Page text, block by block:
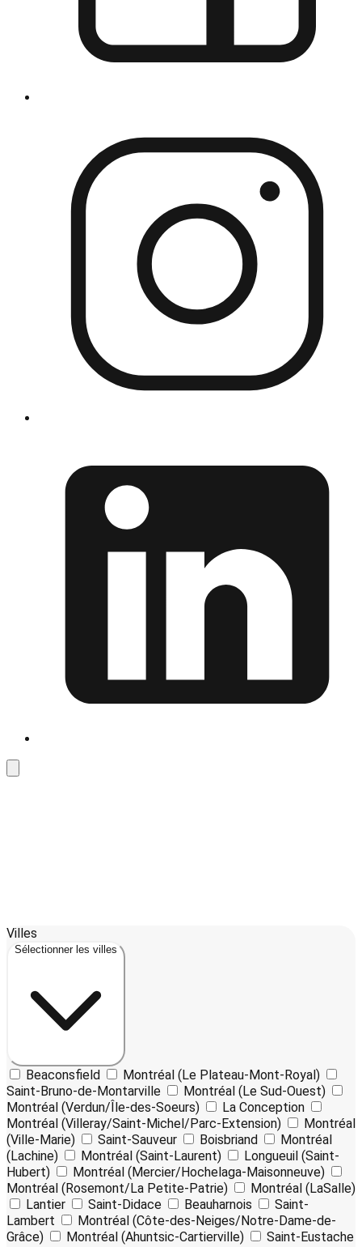
+
Villes
Sélectionner les villes
Beaconsfield
Montréal (Le Plateau-Mont-Royal)
Saint-Bruno-de-Montarville
Montréal (Le Sud-Ouest)
Montréal (Verdun/Île-des-Soeurs)
La Conception
Montréal (Villeray/Saint-Michel/Parc-Extension)
Montréal
(Ville-Marie)
Saint-Sauveur Boisbriand
Montréal
(Lachine)
Montréal (Saint-Laurent)
Longueuil (Saint-
Hubert)
Montréal (Mercier/Hochelaga-Maisonneuve)
Montréal (Rosemont/La Petite-Patrie)
Montréal (LaSalle)
Lantier
Saint-Didace Beauharnois
Saint-
Lambert
Montréal (Côte-des-Neiges/Notre-Dame-de-
Grâce)
Montréal (Ahuntsic-Cartierville)
Saint-Eustache